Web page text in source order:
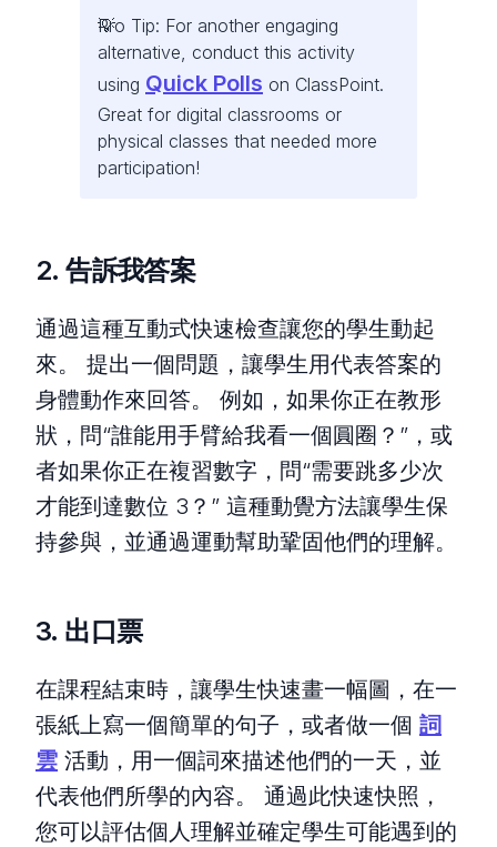
Pro Tip: For another engaging
alternative, conduct this activity
using Quick Polls on ClassPoint.
Great for digital classrooms or
physical classes that needed more
participation!
2. 告訴我答案
通過這種互動式快速檢查讓您的學生動起
來。 提出一個問題，讓學生用代表答案的
身體動作來回答。 例如，如果你正在教形
狀，問“誰能用手臂給我看一個圓圈？”，或
者如果你正在複習數字，問“需要跳多少次
才能到達數位 3？” 這種動覺方法讓學生保
持參與，並通過運動幫助鞏固他們的理解。
3. 出口票
在課程結束時，讓學生快速畫一幅圖，在一
張紙上寫一個簡單的句子，或者做一個 詞
雲 活動，用一個詞來描述他們的一天，並
代表他們所學的內容。 通過此快速快照，
您可以評估個人理解並確定學生可能遇到的